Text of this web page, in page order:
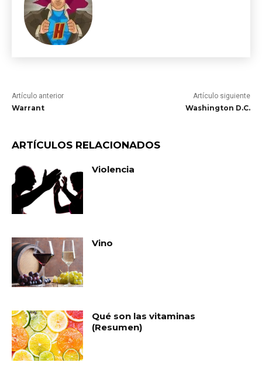
Artículo anterior
Warrant
Artículo siguiente
Washington D.C.
ARTÍCULOS RELACIONADOS
Violencia
Vino
Qué son las vitaminas
(Resumen)